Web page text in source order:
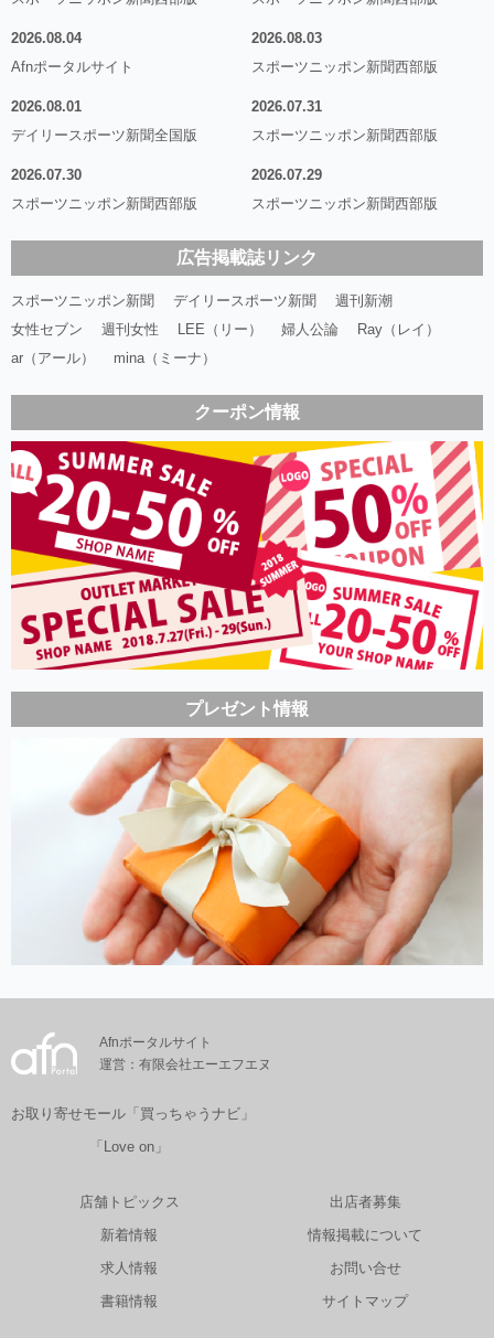
2026.08.04
Afnポータルサイト
2026.08.03
スポーツニッポン新聞西部版
2026.08.01
デイリースポーツ新聞全国版
2026.07.31
スポーツニッポン新聞西部版
2026.07.30
スポーツニッポン新聞西部版
2026.07.29
スポーツニッポン新聞西部版
広告掲載誌リンク
スポーツニッポン新聞 デイリースポーツ新聞
週刊新潮
女性セブン
週刊女性 LEE（リー） 婦人公論
Ray（レイ）
ar（アール）
mina（ミーナ）
クーポン情報
プレゼント情報
Afnポータルサイト
運営：有限会社エーエフエヌ
お取り寄せモール「買っちゃうナビ」
「Love on」
店舗トピックス
新着情報
求人情報
書籍情報
出店者募集
情報掲載について
お問い合せ
サイトマップ